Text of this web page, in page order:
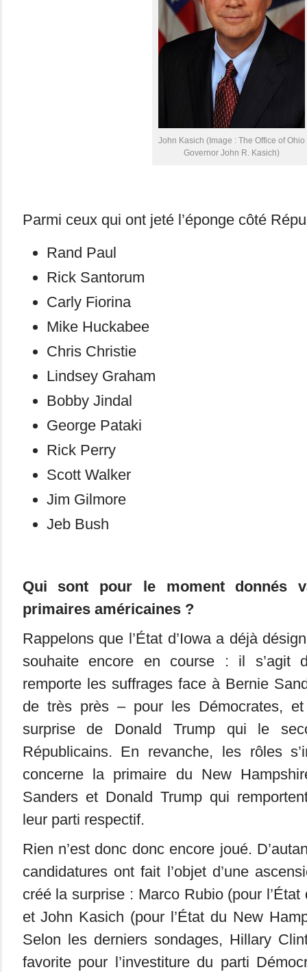
John Kasich (Image : The Office of Ohio
Governor John R. Kasich)
Parmi ceux qui ont jeté l’éponge côté
Rand Paul
Rick Santorum
Carly Fiorina
Mike Huckabee
Chris Christie
Lindsey Graham
Bobby Jindal
George Pataki
Rick Perry
Scott Walker
Jim Gilmore
Jeb Bush
Qui sont pour le moment donnés
primaires américaines ?
Rappelons que l’État d’Iowa a déjà
souhaite encore en course : il s’agit
remporte les suffrages face à Bernie
de très près – pour les Démocrates,
surprise de Donald Trump qui le
Républicains. En revanche, les rôles
concerne la primaire du New
Sanders et Donald Trump qui
leur parti respectif.
Rien n’est donc donc encore joué.
candidatures ont fait l’objet d’une
créé la surprise : Marco Rubio (pour l’État
et John Kasich (pour l’État du New
Selon les derniers sondages, Hillary
favorite pour l’investiture du parti